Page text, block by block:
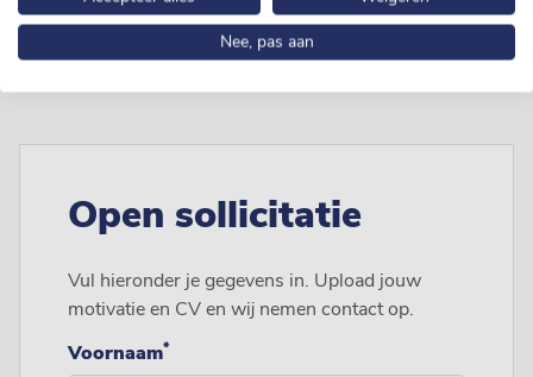
Group? We maken graag kennis met je! Vul bijgaand
formulier in en wij nemen contact op met je.
Open sollicitatie
Vul hieronder je gegevens in. Upload jouw
motivatie en CV en wij nemen contact op.
Voornaam*
Nee, pas aan